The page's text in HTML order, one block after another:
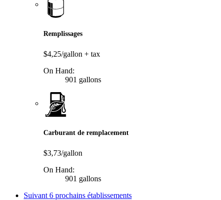
Remplissages
$4,25/gallon + tax
On Hand:
901 gallons
Carburant de remplacement
$3,73/gallon
On Hand:
901 gallons
Suivant 6 prochains établissements